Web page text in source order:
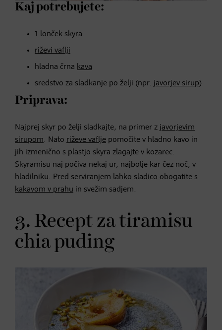
Kaj potrebujete:
1 lonček skyra
riževi vaflji
hladna črna kava
sredstvo za sladkanje po želji (npr. javorjev sirup)
Priprava:
Najprej skyr po želji sladkajte, na primer z javorjevim
sirupom. Nato riževe vaflje pomočite v hladno kavo in
jih izmenično s plastjo skyra zlagajte v kozarec.
Skyramisu naj počiva nekaj ur, najbolje kar čez noč, v
hladilniku. Pred serviranjem lahko sladico obogatite s
kakavom v prahu in svežim sadjem.
3. Recept za tiramisu
chia puding